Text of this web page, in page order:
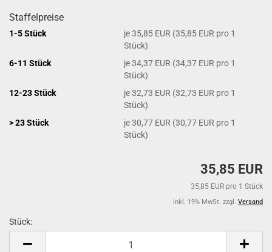
Staffelpreise
1-5 Stück
je 35,85 EUR (35,85 EUR pro 1
Stück)
6-11 Stück
je 34,37 EUR (34,37 EUR pro 1
Stück)
12-23 Stück
je 32,73 EUR (32,73 EUR pro 1
Stück)
> 23 Stück
je 30,77 EUR (30,77 EUR pro 1
Stück)
35,85 EUR
35,85 EUR pro 1 Stück
inkl. 19% MwSt. zzgl. Versand
Stück: